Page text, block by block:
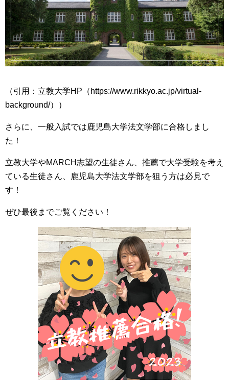
（引用：立教大学HP（https://www.rikkyo.ac.jp/virtual-
background/））
さらに、一般入試では鹿児島大学法文学部に合格しまし
た！
立教大学やMARCH志望の生徒さん、推薦で大学受験を考え
ている生徒さん、鹿児島大学法文学部を狙う方は必見で
す！
ぜひ最後までご覧ください！